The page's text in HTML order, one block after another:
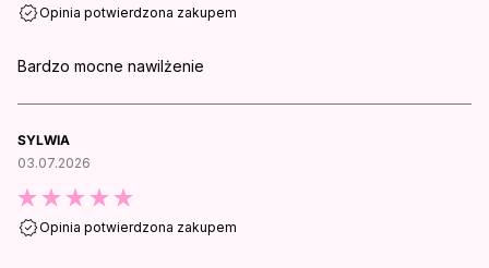
Opinia potwierdzona zakupem
Bardzo mocne nawilżenie
SYLWIA
03.07.2026
Opinia potwierdzona zakupem